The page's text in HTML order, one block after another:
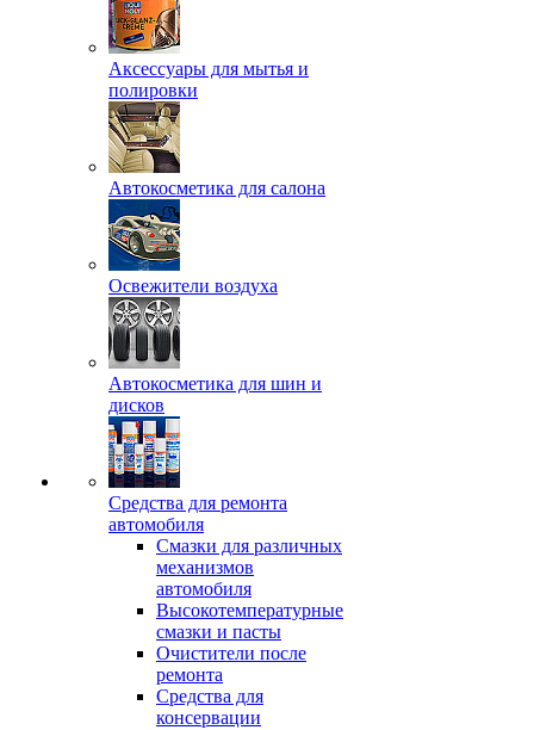
Аксессуары для мытья и
полировки
Автокосметика для салона
Освежители воздуха
Автокосметика для шин и
дисков
Средства для ремонта
автомобиля
Смазки для различных
механизмов
автомобиля
Высокотемпературные
смазки и пасты
Очистители после
ремонта
Средства для
консервации